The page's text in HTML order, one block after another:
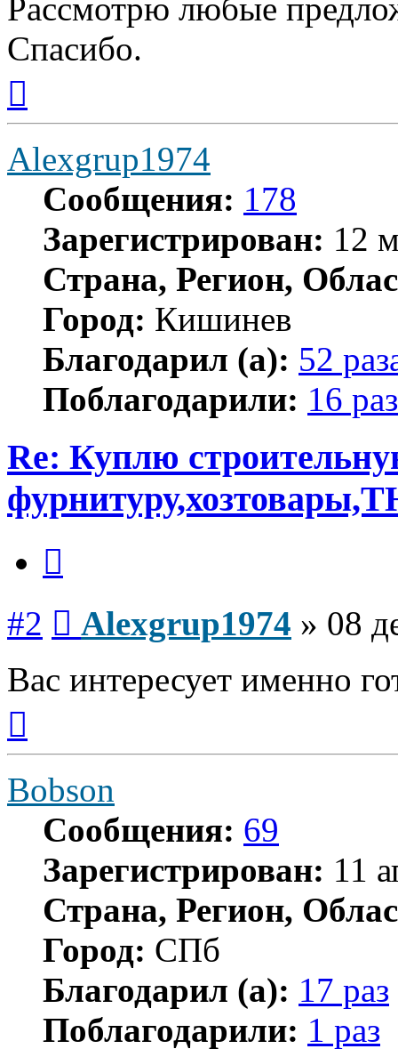
Рассмотрю любые
Спасибо.
началу
Alexgrup1974
Сообщения: 178
Зарегистрирован: 12
Страна, Регион,
Город: Кишинев
Благодарил (а): 52
Поблагодарили: 16 раз
Re: Куплю
#2 Alexgrup1974 » 08
Вас интересует именно
началу
Bobson
Сообщения: 69
Зарегистрирован: 11
Страна, Регион,
Город: СПб
Благодарил (а): 17 раз
Поблагодарили: 1 раз